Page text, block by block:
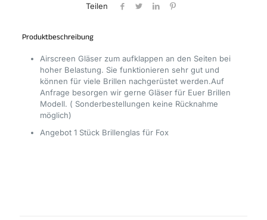
Teilen
Produktbeschreibung
Airscreen Gläser zum aufklappen an den Seiten bei
hoher Belastung. Sie funktionieren sehr gut und
können für viele Brillen nachgerüstet werden.Auf
Anfrage besorgen wir gerne Gläser für Euer Brillen
Modell. ( Sonderbestellungen keine Rücknahme
möglich)
Angebot 1 Stück Brillenglas für Fox